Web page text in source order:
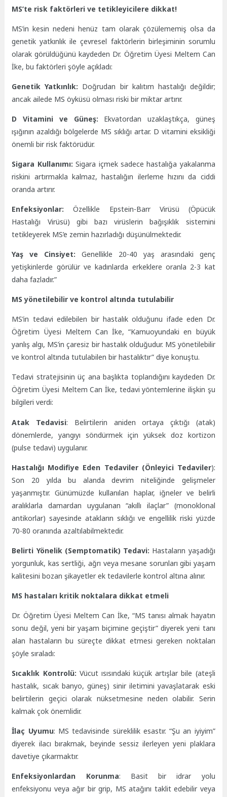
MS’te risk faktörleri ve tetikleyicilere dikkat!
MS’in kesin nedeni henüz tam olarak çözülememiş olsa da
genetik yatkınlık ile çevresel faktörlerin birleşiminin sorumlu
olarak görüldüğünü kaydeden Dr. Öğretim Üyesi Meltem Can
İke, bu faktörleri şöyle açıkladı:
Genetik Yatkınlık: Doğrudan bir kalıtım hastalığı değildir;
ancak ailede MS öyküsü olması riski bir miktar artırır.
D Vitamini ve Güneş: Ekvatordan uzaklaştıkça, güneş
ışığının azaldığı bölgelerde MS sıklığı artar. D vitamini eksikliği
önemli bir risk faktörüdür.
Sigara Kullanımı: Sigara içmek sadece hastalığa yakalanma
riskini artırmakla kalmaz, hastalığın ilerleme hızını da ciddi
oranda artırır.
Enfeksiyonlar: Özellikle Epstein-Barr Virüsü (Öpücük
Hastalığı Virüsü) gibi bazı virüslerin bağışıklık sistemini
tetikleyerek MS’e zemin hazırladığı düşünülmektedir.
Yaş ve Cinsiyet: Genellikle 20-40 yaş arasındaki genç
yetişkinlerde görülür ve kadınlarda erkeklere oranla 2-3 kat
daha fazladır.”
MS yönetilebilir ve kontrol altında tutulabilir
MS’in tedavi edilebilen bir hastalık olduğunu ifade eden Dr.
Öğretim Üyesi Meltem Can İke, “Kamuoyundaki en büyük
yanlış algı, MS’in çaresiz bir hastalık olduğudur. MS yönetilebilir
ve kontrol altında tutulabilen bir hastalıktır” diye konuştu.
Tedavi stratejisinin üç ana başlıkta toplandığını kaydeden Dr.
Öğretim Üyesi Meltem Can İke, tedavi yöntemlerine ilişkin şu
bilgileri verdi:
Atak Tedavisi: Belirtilerin aniden ortaya çıktığı (atak)
dönemlerde, yangıyı söndürmek için yüksek doz kortizon
(pulse tedavi) uygulanır.
Hastalığı Modifiye Eden Tedaviler (Önleyici Tedaviler):
Son 20 yılda bu alanda devrim niteliğinde gelişmeler
yaşanmıştır. Günümüzde kullanılan haplar, iğneler ve belirli
aralıklarla damardan uygulanan “akıllı ilaçlar” (monoklonal
antikorlar) sayesinde atakların sıklığı ve engellilik riski yüzde
70-80 oranında azaltılabilmektedir.
Belirti Yönelik (Semptomatik) Tedavi: Hastaların yaşadığı
yorgunluk, kas sertliği, ağrı veya mesane sorunları gibi yaşam
kalitesini bozan şikayetler ek tedavilerle kontrol altına alınır.
MS hastaları kritik noktalara dikkat etmeli
Dr. Öğretim Üyesi Meltem Can İke, “MS tanısı almak hayatın
sonu değil, yeni bir yaşam biçimine geçiştir” diyerek yeni tanı
alan hastaların bu süreçte dikkat etmesi gereken noktaları
şöyle sıraladı:
Sıcaklık Kontrolü: Vücut ısısındaki küçük artışlar bile (ateşli
hastalık, sıcak banyo, güneş) sinir iletimini yavaşlatarak eski
belirtilerin geçici olarak nüksetmesine neden olabilir. Serin
kalmak çok önemlidir.
İlaç Uyumu: MS tedavisinde süreklilik esastır. “Şu an iyiyim”
diyerek ilacı bırakmak, beyinde sessiz ilerleyen yeni plaklara
davetiye çıkarmaktır.
Enfeksiyonlardan Korunma: Basit bir idrar yolu
enfeksiyonu veya ağır bir grip, MS atağını taklit edebilir veya